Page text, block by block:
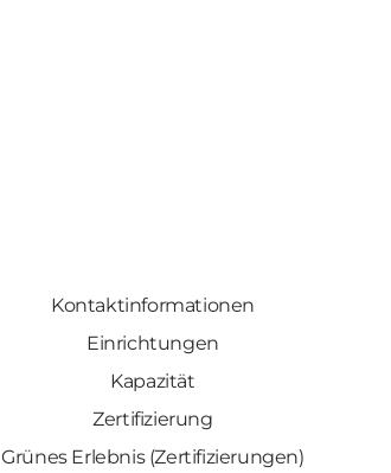
Kontaktinformationen
Einrichtungen
Kapazität
Zertifizierung
Grünes Erlebnis (Zertifizierungen)